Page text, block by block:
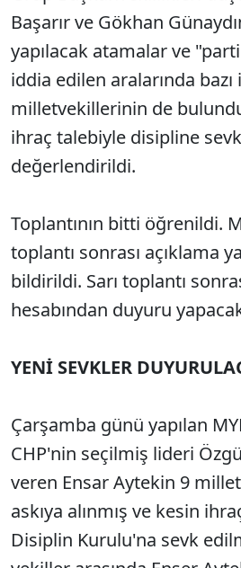
Başarır ve Gökhan
yapılacak atamalar ve
iddia edilen aralarında bazı
milletvekillerinin de
ihraç talebiyle disipline
değerlendirildi.
Toplantının bitti öğrenildi.
toplantı sonrası açıklama
bildirildi. Sarı toplantı
hesabından duyuru
YENİ SEVKLER
Çarşamba günü yapılan
CHP'nin seçilmiş lideri
veren Ensar Aytekin 9
askıya alınmış ve kesin
Disiplin Kurulu'na sevk